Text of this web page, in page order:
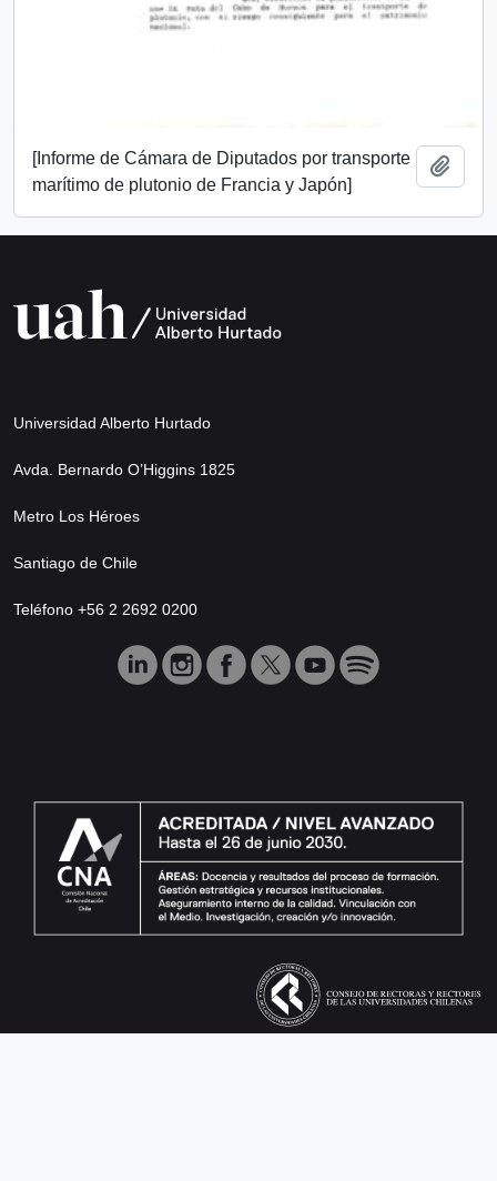
[Informe de Cámara de Diputados por transporte
marítimo de plutonio de Francia y Japón]
Universidad Alberto Hurtado
Avda. Bernardo O’Higgins 1825
Metro Los Héroes
Santiago de Chile
Teléfono +56 2 2692 0200